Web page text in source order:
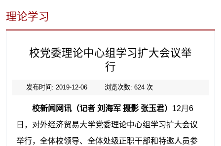
理论学习
校党委理论中心组学习扩大会议举
行
发布时间: 2019-12-06 浏览次数: 624次
校新闻网讯（记者 刘海军 摄影 张玉君） 12月 6
日，对外经济贸易大学党委理论中心组学习扩大会议
举行，全体校领导、全体处级正职干部和特邀人员参